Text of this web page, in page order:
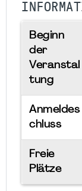
Beginn
der
Veranstal
tung
Anmeldes
chluss
Freie
Plätze